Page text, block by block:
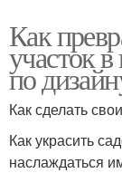
Как
участок
по
Как сделать
Как украсить
наслаждаться